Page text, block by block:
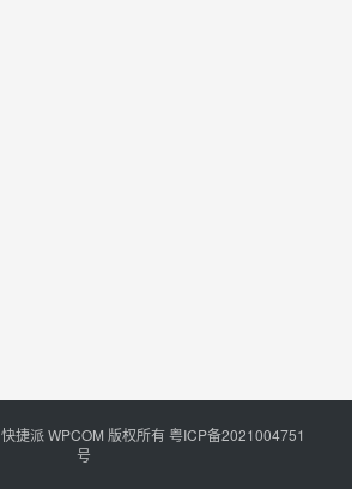
快捷派WPCOM 版权所有粤ICP备2021004751
号